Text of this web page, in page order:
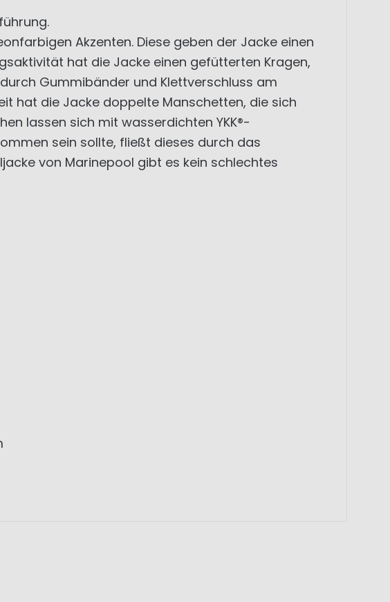
Akzenten. Diese geben der Jacke einen
hat die Jacke einen gefütterten Kragen,
Gummibänder und Klettverschluss am
hat die Jacke doppelte Manschetten, die sich
lassen sich mit wasserdichten YKK®-
sein sollte, fließt dieses durch das
von Marinepool gibt es kein schlechtes